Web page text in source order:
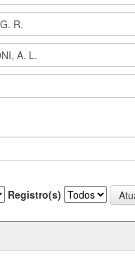
Registro(s)